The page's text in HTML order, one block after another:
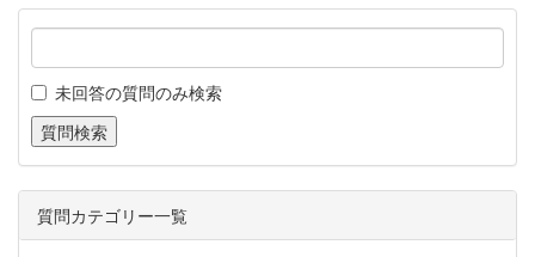
未回答の質問のみ検索
質問カテゴリー一覧